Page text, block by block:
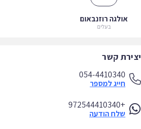
אולגה רוזנבאום
בעלים
קשר
054-4410340
חייג למספר
+972544410340
שלח הודעה